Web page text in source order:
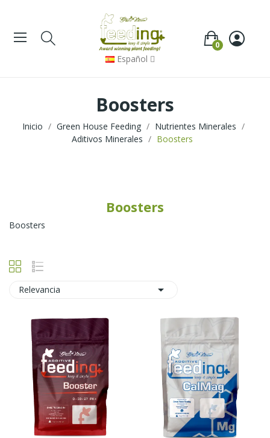
Español
0
Boosters
Inicio Green House Feeding
Nutrientes Minerales
Aditivos Minerales
Boosters
Boosters
Boosters
Relevancia 